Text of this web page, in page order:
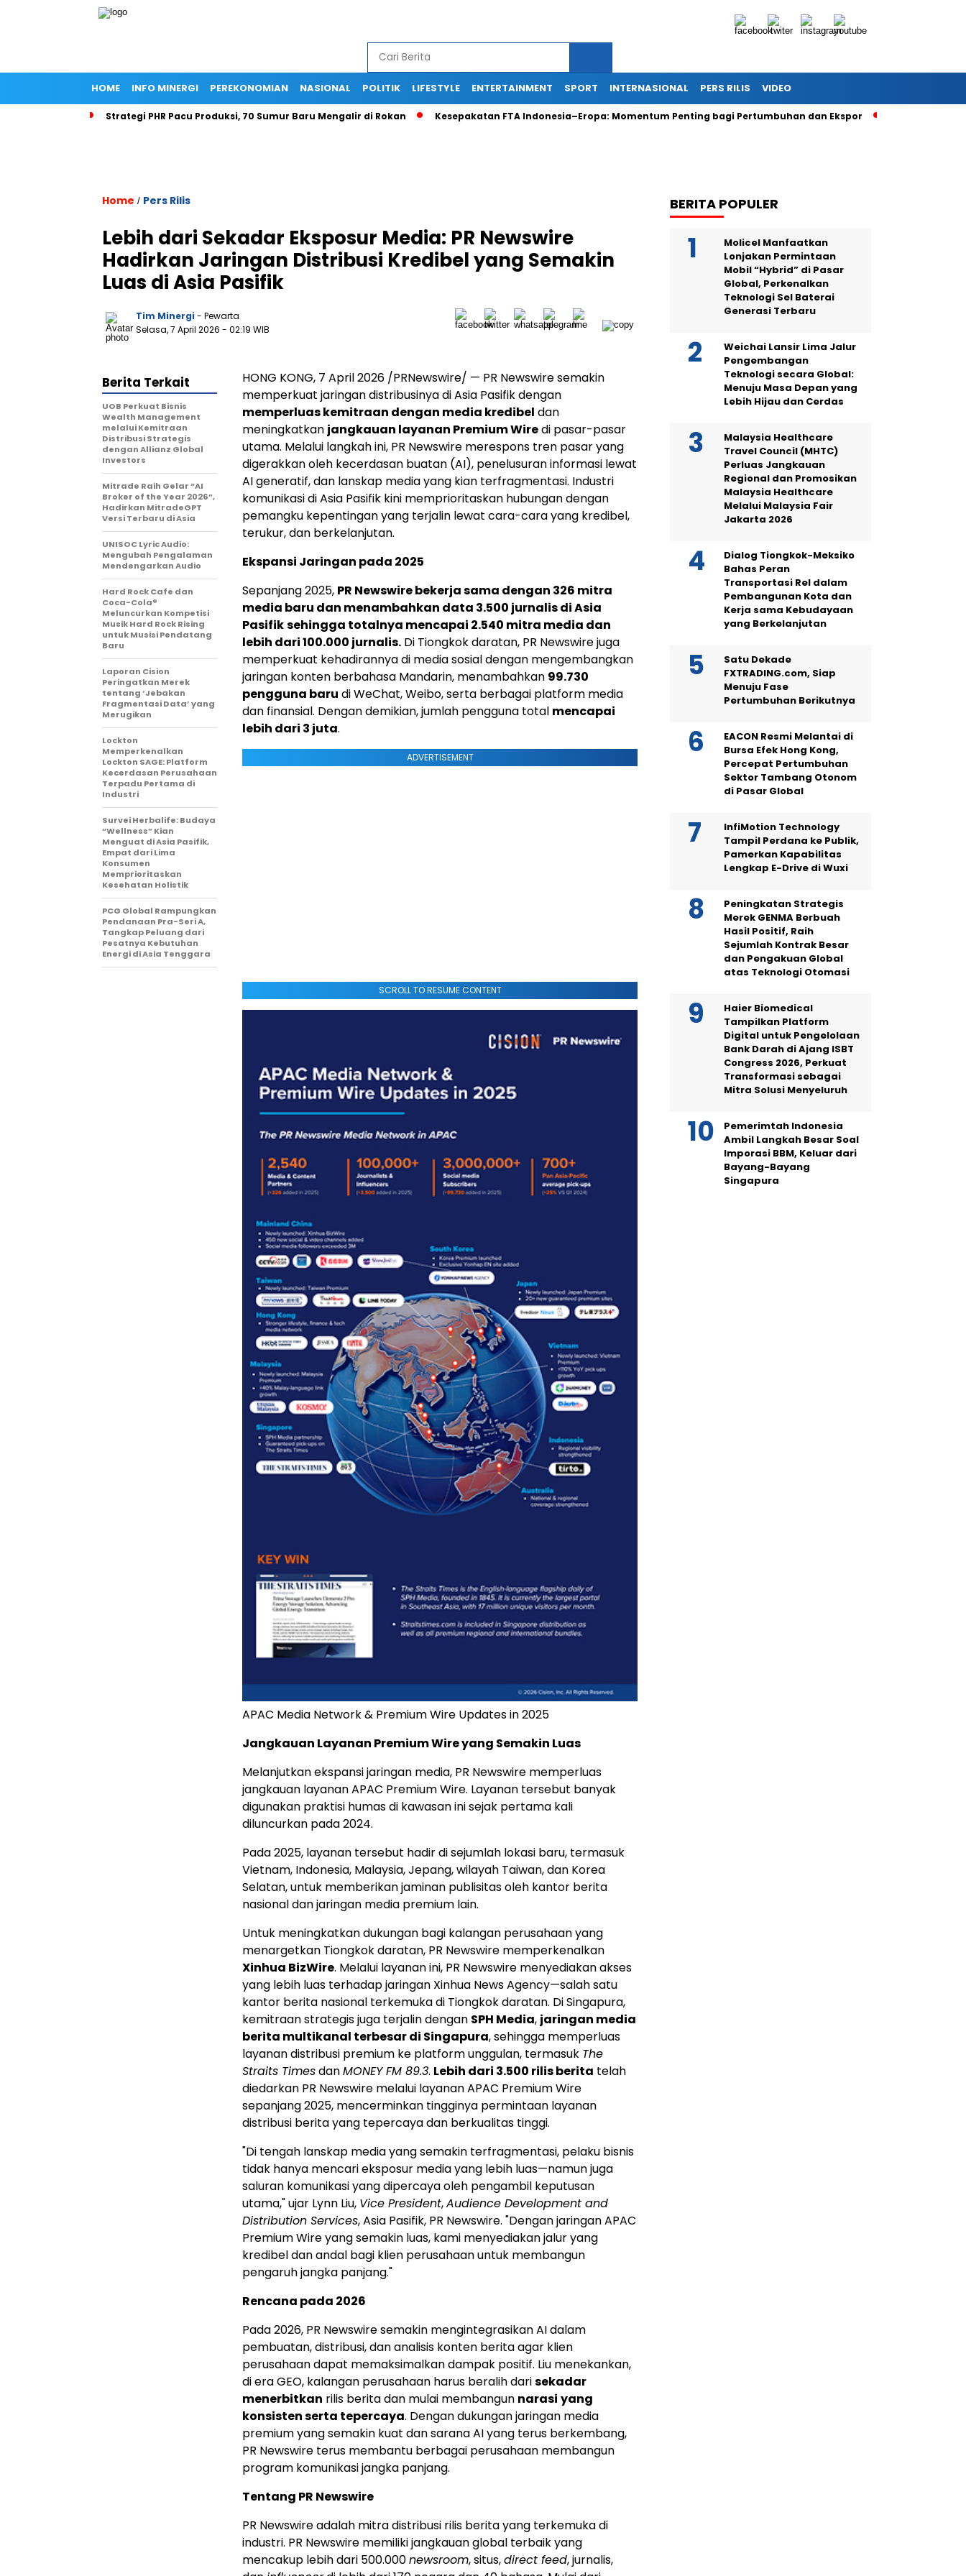
HOME INFO MINERGI PEREKONOMIAN NASIONAL POLITIK LIFESTYLE ENTERTAINMENT SPORT INTERNASIONAL PERS RILIS VIDEO
Strategi PHR Pacu Produksi, 70 Sumur Baru Mengalir di Rokan Kesepakatan FTA Indonesia–Eropa: Momentum Penting bagi Pertumbuhan dan Ekspor
Home / Pers Rilis
Lebih dari Sekadar Eksposur Media: PR Newswire
Hadirkan Jaringan Distribusi Kredibel yang Semakin
Luas di Asia Pasifik
Tim Minergi - Pewarta
Selasa, 7 April 2026 - 02:19 WIB
HONG KONG, 7 April 2026 /PRNewswire/ — PR Newswire semakin
memperkuat jaringan distribusinya di Asia Pasifik dengan
memperluas kemitraan dengan media kredibel dan
meningkatkan jangkauan layanan Premium Wiredi pasar-pasar
utama. Melalui langkah ini, PR Newswire merespons tren pasar yang
digerakkan oleh kecerdasan buatan (AI), penelusuran informasi lewat
AI generatif, dan lanskap media yang kian terfragmentasi. Industri
komunikasi di Asia Pasifik kini memprioritaskan hubungan dengan
pemangku kepentingan yang terjalin lewat cara-cara yang kredibel,
terukur, dan berkelanjutan.
Ekspansi Jaringan pada 2025
Sepanjang 2025, PR Newswire bekerja sama dengan 326 mitra
media baru dan menambahkan data 3.500 jurnalis di Asia
Pasifiksehingga totalnya mencapai 2.540 mitra media dan
lebih dari 100.000 jurnalis. Di Tiongkok daratan, PR Newswire juga
memperkuat kehadirannya di media sosial dengan mengembangkan
jaringan konten berbahasa Mandarin, menambahkan 99.730
pengguna baru di WeChat, Weibo, serta berbagai platform media
dan finansial. Dengan demikian, jumlah pengguna total mencapai
lebih dari 3 juta.
ADVERTISEMENT
SCROLL TO RESUME CONTENT
APAC Media Network & Premium Wire Updates in 2025
Jangkauan Layanan Premium Wire yang Semakin Luas
Melanjutkan ekspansi jaringan media, PR Newswire memperluas
jangkauan layanan APAC Premium Wire. Layanan tersebut banyak
digunakan praktisi humas di kawasan ini sejak pertama kali
diluncurkan pada 2024.
Pada 2025, layanan tersebut hadir di sejumlah lokasi baru, termasuk
Vietnam, Indonesia, Malaysia, Jepang, wilayah Taiwan, dan Korea
Selatan, untuk memberikan jaminan publisitas oleh kantor berita
nasional dan jaringan media premium lain.
Untuk meningkatkan dukungan bagi kalangan perusahaan yang
menargetkan Tiongkok daratan, PR Newswire memperkenalkan
Xinhua BizWire. Melalui layanan ini, PR Newswire menyediakan akses
yang lebih luas terhadap jaringan Xinhua News Agency—salah satu
kantor berita nasional terkemuka di Tiongkok daratan. Di Singapura,
kemitraan strategis juga terjalin dengan SPH Media, jaringan media
berita multikanal terbesar di Singapura, sehingga memperluas
layanan distribusi premium ke platform unggulan, termasuk The
Straits TimesdanMONEY FM 89.3. Lebih dari 3.500 rilis berita telah
diedarkan PR Newswire melalui layanan APAC Premium Wire
sepanjang 2025, mencerminkan tingginya permintaan layanan
distribusi berita yang tepercaya dan berkualitas tinggi.
"Di tengah lanskap media yang semakin terfragmentasi, pelaku bisnis
tidak hanya mencari eksposur media yang lebih luas—namun juga
saluran komunikasi yang dipercaya oleh pengambil keputusan
utama," ujar Lynn Liu, Vice President,Audience Development and
Distribution Services, Asia Pasifik, PR Newswire. "Dengan jaringan APAC
Premium Wire yang semakin luas, kami menyediakan jalur yang
kredibel dan andal bagi klien perusahaan untuk membangun
pengaruh jangka panjang."
Rencana pada 2026
Pada 2026, PR Newswire semakin mengintegrasikan AI dalam
pembuatan, distribusi, dan analisis konten berita agar klien
perusahaan dapat memaksimalkan dampak positif. Liu menekankan,
di era GEO, kalangan perusahaan harus beralih darisekadar
menerbitkan rilis berita dan mulai membangun narasi yang
konsisten serta tepercaya. Dengan dukungan jaringan media
premium yang semakin kuat dan sarana AI yang terus berkembang,
PR Newswire terus membantu berbagai perusahaan membangun
program komunikasi jangka panjang.
Tentang PR Newswire
PR Newswire adalah mitra distribusi rilis berita yang terkemuka di
industri. PR Newswire memiliki jangkauan global terbaik yang
mencakup lebih dari 500.000newsroom, situs,direct feed, jurnalis,
Berita Terkait
UOB Perkuat Bisnis
Wealth Management
melalui Kemitraan
Distribusi Strategis
dengan Allianz Global
Investors
Mitrade Raih Gelar “AI
Broker of the Year 2026”,
Hadirkan MitradeGPT
Versi Terbaru di Asia
UNISOC Lyric Audio:
Mengubah Pengalaman
Mendengarkan Audio
Hard Rock Cafe dan
Coca-Cola®
Meluncurkan Kompetisi
Musik Hard Rock Rising
untuk Musisi Pendatang
Baru
Laporan Cision
Peringatkan Merek
tentang ‘Jebakan
Fragmentasi Data’ yang
Merugikan
Lockton
Memperkenalkan
Lockton SAGE: Platform
Kecerdasan Perusahaan
Terpadu Pertama di
Industri
Survei Herbalife: Budaya
“Wellness” Kian
Menguat di Asia Pasifik,
Empat dari Lima
Konsumen
Memprioritaskan
Kesehatan Holistik
PCG Global Rampungkan
Pendanaan Pra-Seri A,
Tangkap Peluang dari
Pesatnya Kebutuhan
Energi di Asia Tenggara
BERITA POPULER
Molicel Manfaatkan
Lonjakan Permintaan
Mobil “Hybrid” di Pasar
Global, Perkenalkan
Teknologi Sel Baterai
Generasi Terbaru
Weichai Lansir Lima Jalur
Pengembangan
Teknologi secara Global:
Menuju Masa Depan yang
Lebih Hijau dan Cerdas
Malaysia Healthcare
Travel Council (MHTC)
Perluas Jangkauan
Regional dan Promosikan
Malaysia Healthcare
Melalui Malaysia Fair
Jakarta 2026
Dialog Tiongkok-Meksiko
Bahas Peran
Transportasi Rel dalam
Pembangunan Kota dan
Kerja sama Kebudayaan
yang Berkelanjutan
Satu Dekade
FXTRADING.com, Siap
Menuju Fase
Pertumbuhan Berikutnya
EACON Resmi Melantai di
Bursa Efek Hong Kong,
Percepat Pertumbuhan
Sektor Tambang Otonom
di Pasar Global
InfiMotion Technology
Tampil Perdana ke Publik,
Pamerkan Kapabilitas
Lengkap E-Drive di Wuxi
Peningkatan Strategis
Merek GENMA Berbuah
Hasil Positif, Raih
Sejumlah Kontrak Besar
dan Pengakuan Global
atas Teknologi Otomasi
Haier Biomedical
Tampilkan Platform
Digital untuk Pengelolaan
Bank Darah di Ajang ISBT
Congress 2026, Perkuat
Transformasi sebagai
Mitra Solusi Menyeluruh
Pemerimtah Indonesia
Ambil Langkah Besar Soal
Imporasi BBM, Keluar dari
Bayang-Bayang
Singapura